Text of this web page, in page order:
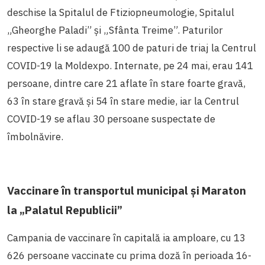
deschise la Spitalul de Ftiziopneumologie, Spitalul
„Gheorghe Paladi” și „Sfânta Treime”. Paturilor
respective li se adaugă 100 de paturi de triaj la Centrul
COVID-19 la Moldexpo. Internate, pe 24 mai, erau 141
persoane, dintre care 21 aflate în stare foarte gravă,
63 în stare gravă și 54 în stare medie, iar la Centrul
COVID-19 se aflau 30 persoane suspectate de
îmbolnăvire.
Vaccinare în transportul municipal și Maraton
la „Palatul Republicii”
Campania de vaccinare în capitală ia amploare, cu 13
626 persoane vaccinate cu prima doză în perioada 16-